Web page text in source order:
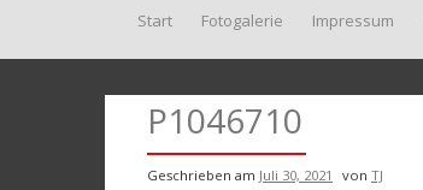
Start Fotogalerie Impressum
P1046710
Geschrieben amJuli 30, 2021 von TJ